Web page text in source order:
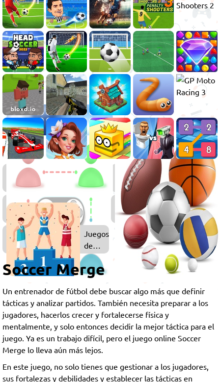
Juegos
de
Fútbol
Juegos
de
Merge
Juegos
Multijugador
Juegos
de
Deportes
Multijugador
Soccer Merge
Un entrenador de fútbol debe buscar algo más que definir
tácticas y analizar partidos. También necesita preparar a los
jugadores, hacerlos crecer y fortalecerse física y
mentalmente, y solo entonces decidir la mejor táctica para el
juego. Ya es un trabajo difícil, pero el juego online Soccer
Merge lo lleva aún más lejos.
En este juego, no solo tienes que gestionar a los jugadores,
sus fortalezas y debilidades y establecer las tácticas en